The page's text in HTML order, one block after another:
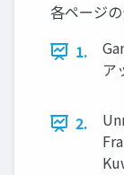
各ページ
1.
ア
2.